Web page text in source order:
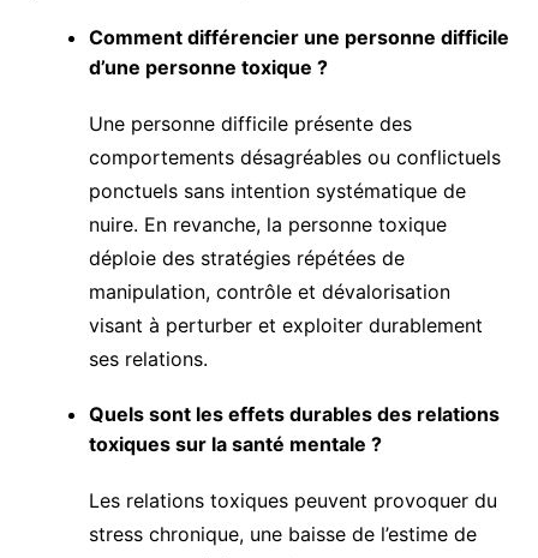
Comment différencier une personne difficile
d’une personne toxique ?
Une personne difficile présente des
comportements désagréables ou conflictuels
ponctuels sans intention systématique de
nuire. En revanche, la personne toxique
déploie des stratégies répétées de
manipulation, contrôle et dévalorisation
visant à perturber et exploiter durablement
ses relations.
Quels sont les effets durables des relations
toxiques sur la santé mentale ?
Les relations toxiques peuvent provoquer du
stress chronique, une baisse de l’estime de